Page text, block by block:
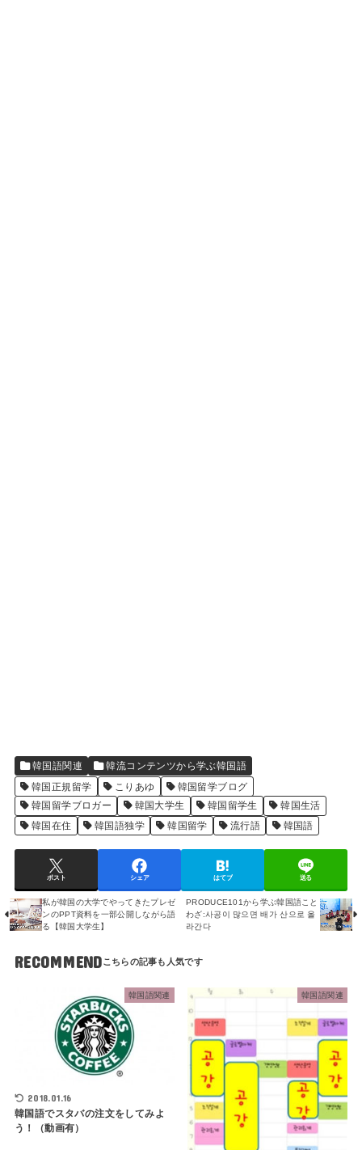
韓国語関連
韓流コンテンツから学ぶ韓国語
韓国正規留学
こりあゆ
韓国留学ブログ
韓国留学ブロガー
韓国大学生 韓国留学生
韓国生活
韓国在住
韓国語独学 韓国留学 流行語 韓国語
ポスト シェア はてブ 送る
私が韓国の大学でやってきたプレゼ
ンのPPT資料を一部公開しながら語
る【韓国大学生】
PRODUCE101から学ぶ韓国語こと
わざ:사공이 많으면 배가 산으로 올
라간다
RECOMMEND
韓国語関連
2018.01.16
韓国語でスタバの注文をしてみよ
う！（動画有）
韓国語関連